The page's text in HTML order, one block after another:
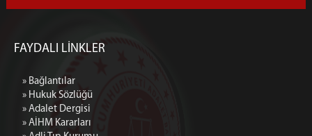
FAYDALI LİNKLER
» Bağlantılar
» Hukuk Sözlüğü
» Adalet Dergisi
» AİHM Kararları